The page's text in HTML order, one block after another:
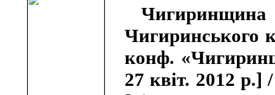
Чигиринщина
Чигиринського
конф.
27 квіт. 2012 р.]